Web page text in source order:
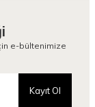
e-bültenimize
Kayıt Ol